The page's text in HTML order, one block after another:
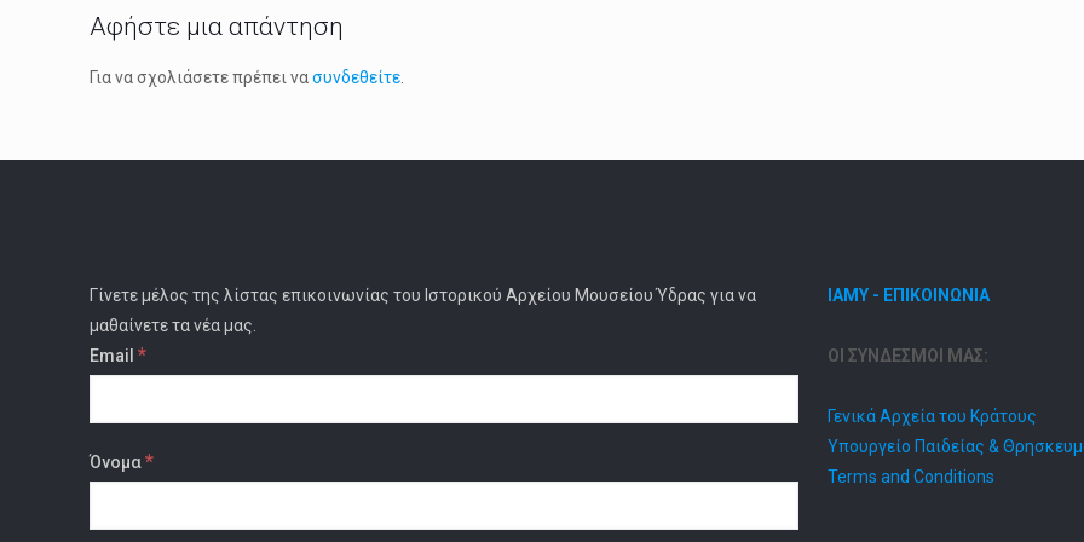
Αφήστε μια απάντηση
Για να σχολιάσετε πρέπει νασυνδεθείτε
Γίνετε μέλος της λίστας επικοινωνίας του Ιστορικού Αρχείου Μουσείου Ύδρας για να
μαθαίνετε τα νέα μας.
Email *
Όνομα*
ΙΑΜΥ - ΕΠΙΚΟΙΝΩΝΙΑ
ΟΙ ΣΥΝΔΕΣΜΟΙ ΜΑΣ:
Γενικά Αρχεία του Κράτους
Υπουργείο Παιδείας &
Terms and Conditions